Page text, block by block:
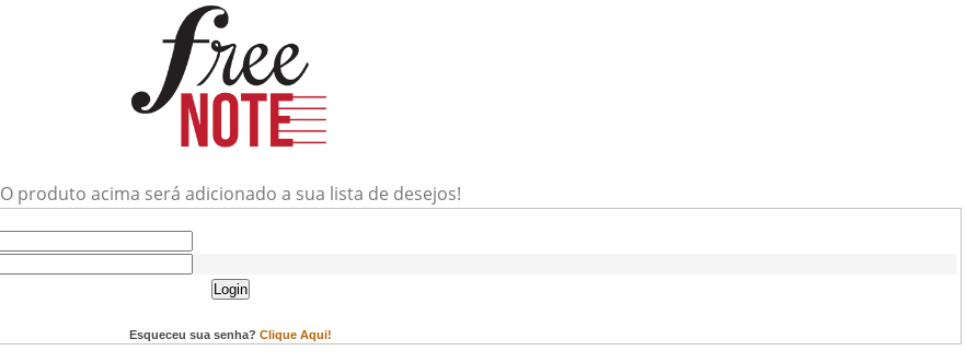
O produto acima será adicionado a sua lista de desejos!
Login
Esqueceu sua senha? Clique Aqui!